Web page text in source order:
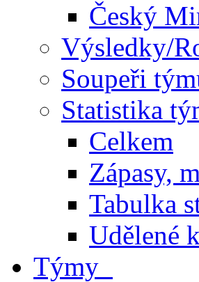
Český
Výsledky/
Soupeři
Statistika
Celkem
Zápasy,
Tabulka
Udělené
Týmy